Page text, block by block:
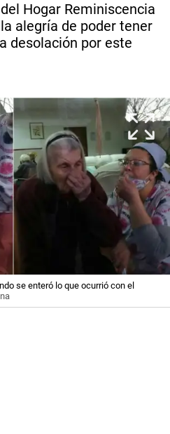
Hogar Reminiscencia
alegría de poder tener
desolación por este
se enteró lo que ocurrió con el